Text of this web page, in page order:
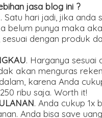
jasa blog ini ?
. Satu hari jadi, jika anda
belum punya maka
dengan produk
. Harganya sesuai
akan menguras
karena Anda
ribu saja. Worth it!
. Anda cukup 1x
Anda bisa save